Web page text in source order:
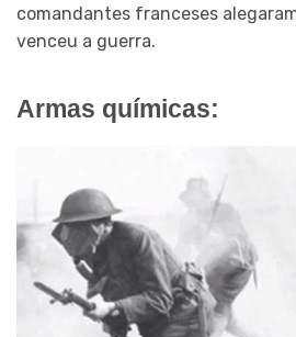
comandantes franceses
venceu a guerra.
Armas químicas: